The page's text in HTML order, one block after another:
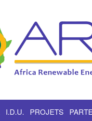
I.D.U. PROJETS